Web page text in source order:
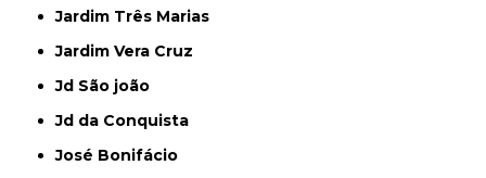
Jardim Três Marias
Jardim Vera Cruz
Jd São joão
Jd da Conquista
José Bonifácio